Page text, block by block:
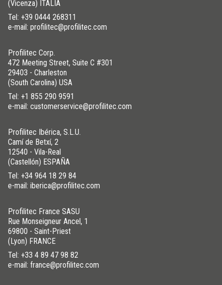
(Vicenza) ITALIA
Tel: +39 0444 268311
e-mail: profilitec@profilitec.com
Profilitec Corp.
472 Meeting Street, Suite C #301
29403 - Charleston
(South Carolina) USA
Tel: +1 855 290 9591
e-mail: customerservice@profilitec.com
Profilitec Ibérica, S.L.U.
Camí de Betxí, 2
12540 - Vila-Real
(Castellón) ESPAÑA
Tel: +34 964 18 29 84
e-mail: iberica@profilitec.com
Profilitec France SASU
Rue Monseigneur Ancel, 1
69800 - Saint-Priest
(Lyon) FRANCE
Tel: +33 4 89 47 98 82
e-mail: france@profilitec.com